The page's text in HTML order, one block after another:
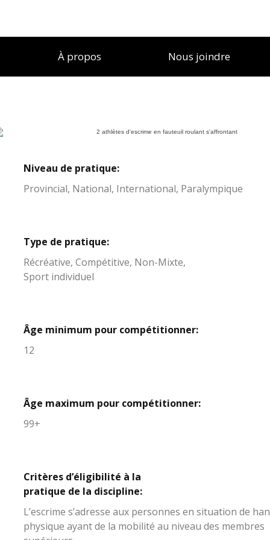
À propos Nous joindre
Niveau de pratique:
Provincial, National, International, Paralympique
Type de pratique:
Récréative, Compétitive, Non-Mixte,
Sport individuel
Âge minimum pour compétitionner:
12
Âge maximum pour compétitionner:
99+
Critères d’éligibilité à la
pratique de la discipline:
L’escrime s’adresse aux personnes en situation de
physique ayant de la mobilité au niveau des membres